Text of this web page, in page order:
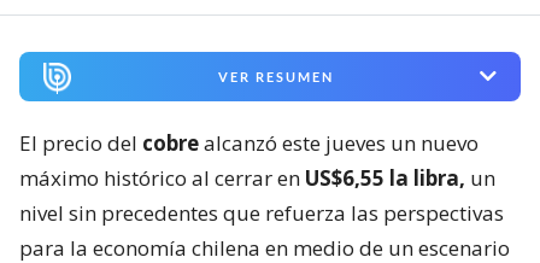
VER RESUMEN
El precio del cobrealcanzó este jueves un nuevo
máximo histórico al cerrar en US$6,55 la libra, un
nivel sin precedentes que refuerza las perspectivas
para la economía chilena en medio de un escenario